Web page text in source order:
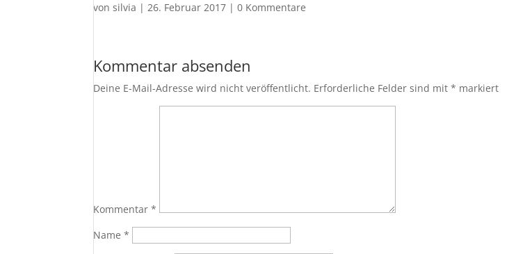
vonsilvia |26. Februar 2017 |0 Kommentare
Kommentar absenden
Deine E-Mail-Adresse wird nicht veröffentlicht. Erforderliche Felder sind mit* markiert
Kommentar*
Name*